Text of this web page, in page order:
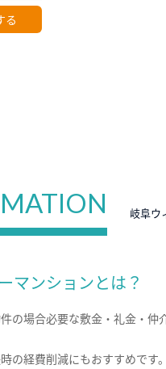
る
岐阜ウ
マンションとは？
の場合必要な敷金・礼金・仲
の経費削減にもおすすめです。